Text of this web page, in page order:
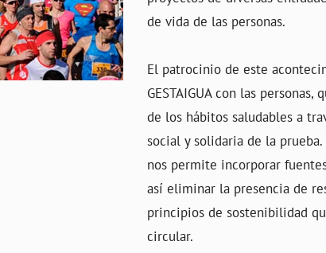
de vida de las personas.
El patrocinio de este
GESTAIGUA con las
de los hábitos saludables a
social y solidaria de la
nos permite incorporar
así eliminar la presencia de
principios de sostenibilidad
circular.